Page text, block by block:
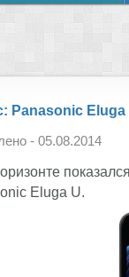
Panasonic Eluga
- 05.08.2014
Eluga U.